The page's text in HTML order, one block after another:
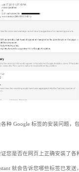
各种 Google 标签的安装问题，
证您是否在网页上正确安装了各
就会告诉您哪些标签已发